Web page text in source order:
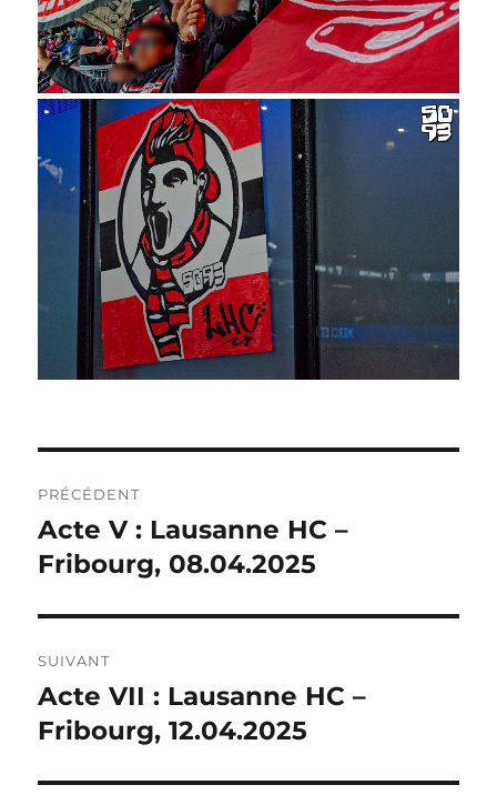
DE
L’ARTICLE
PRÉCÉDENT
Publication
précédente :
Acte V : Lausanne HC –
Fribourg, 08.04.2025
SUIVANT
Publication
suivante :
Acte VII : Lausanne HC –
Fribourg, 12.04.2025